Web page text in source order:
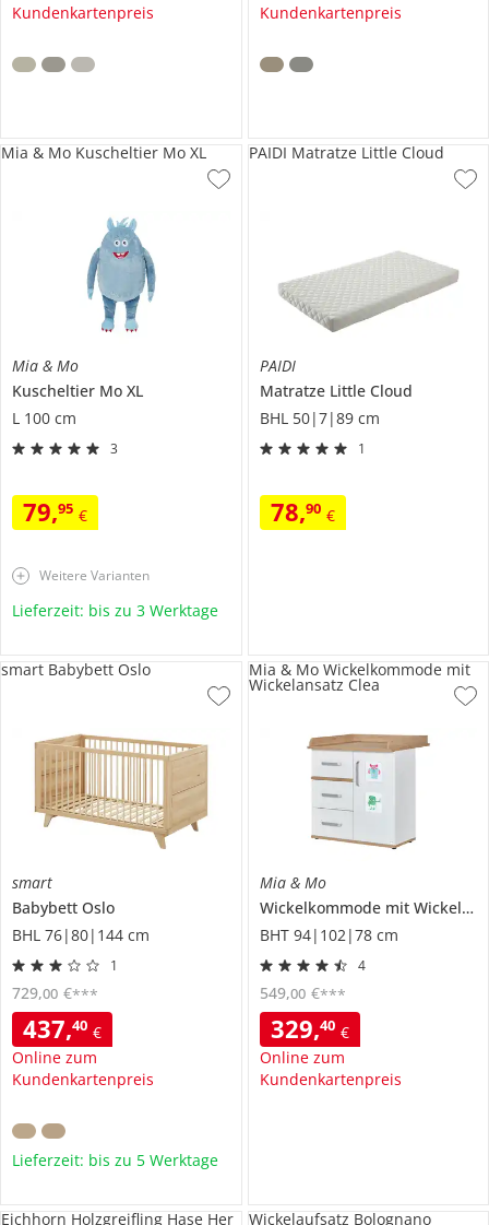
Kundenkartenpreis
Kundenkartenpreis
Mia & Mo
Kuscheltier Mo XL
L 100 cm
3
79,95 €
Mia & Mo Kuscheltier Mo XL
Weitere Varianten
Lieferzeit: bis zu 3 Werktage
PAIDI
Matratze Little Cloud
BHL 50|7|89 cm
1
78,90 €
PAIDI Matratze Little Cloud
smart
Babybett Oslo
BHL 76|80|144 cm
1
437,40 €
Online zum
Kundenkartenpreis
729,00 €***
smart Babybett Oslo
Lieferzeit: bis zu 5 Werktage
Mia & Mo
Wickelkommode mit Wickelansatz
BHT 94|102|78 cm
4
329,40 €
Online zum
Kundenkartenpreis
549,00 €***
Mia & Mo Wickelkommode mit
Wickelansatz Clea
Eichhorn Holzgreifling Hase Her Wickelaufsatz Bolognano